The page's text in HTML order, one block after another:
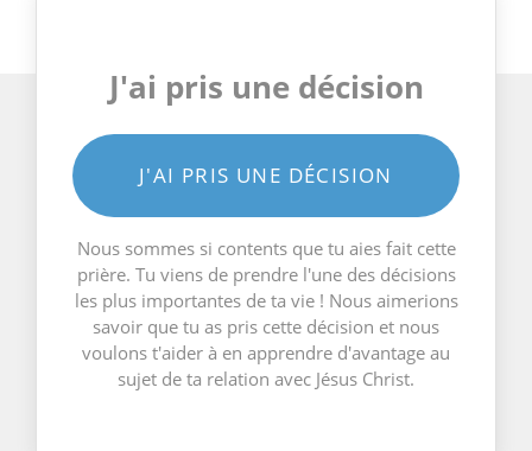
J'ai pris une décision
J'AI PRIS UNE DÉCISION
Nous sommes si contents que tu aies fait cette
prière. Tu viens de prendre l'une des décisions
les plus importantes de ta vie ! Nous aimerions
savoir que tu as pris cette décision et nous
voulons t'aider à en apprendre d'avantage au
sujet de ta relation avec Jésus Christ.